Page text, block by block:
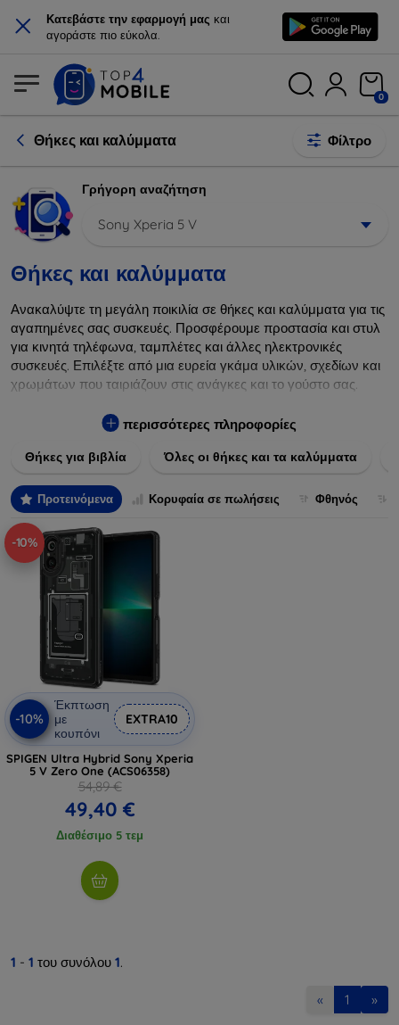
× Κατεβάστε την εφαρμογή μας και
αγοράστε πιο εύκολα.
0
Θήκες και καλύμματα Φίλτρο
Γρήγορη αναζήτηση
Sony Xperia 5 V
Θήκες και καλύμματα
Ανακαλύψτε τη μεγάλη ποικιλία σε θήκες και καλύμματα για τις
αγαπημένες σας συσκευές. Προσφέρουμε προστασία και στυλ
για κινητά τηλέφωνα, ταμπλέτες και άλλες ηλεκτρονικές
συσκευές. Επιλέξτε από μια ευρεία γκάμα υλικών, σχεδίων και
χρωμάτων που ταιριάζουν στις ανάγκες και το γούστο σας.
πτώσεις και άλλες φθορές, ενώ παράλληλα δίνετε ένα
και τη διάρκεια ζωής των συσκευών σας με τις κορυφαίες
περισσότερες πληροφορίες
Θήκες για βιβλία Όλες οι θήκες και τα καλύμματα
Προτεινόμενα Κορυφαία σε πωλήσεις Φθηνός
-10%
-10%
Έκπτωση
με
κουπόνι
EXTRA10
SPIGEN Ultra Hybrid Sony Xperia
5 V Zero One (ACS06358)
54,89 €
49,40 €
Διαθέσιμο 5 τεμ
1 - 1 του συνόλου 1.
« 1 »